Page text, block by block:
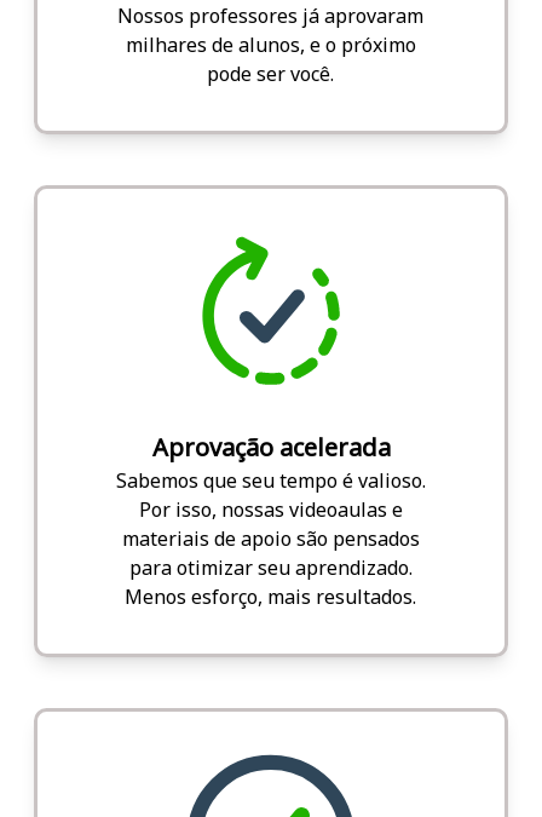
Nossos professores já aprovaram
milhares de alunos, e o próximo
pode ser você.
Aprovação acelerada
Sabemos que seu tempo é valioso.
Por isso, nossas videoaulas e
materiais de apoio são pensados
para otimizar seu aprendizado.
Menos esforço, mais resultados.